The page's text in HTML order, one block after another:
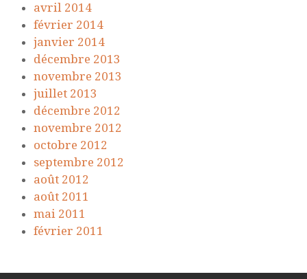
avril 2014
février 2014
janvier 2014
décembre 2013
novembre 2013
juillet 2013
décembre 2012
novembre 2012
octobre 2012
septembre 2012
août 2012
août 2011
mai 2011
février 2011